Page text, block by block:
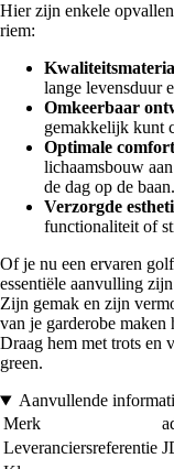
Hier zijn enkele
riem:
lange levensduur
Omkeerbaar
gemakkelijk kunt
Optimale
lichaamsbouw
de dag op de baan.
Verzorgde
functionaliteit of
Of je nu een ervaren
essentiële aanvulling
Zijn gemak en zijn
van je garderobe maken
Draag hem met trots en
green.
Aanvullende
Merk
Leveranciersreferentie